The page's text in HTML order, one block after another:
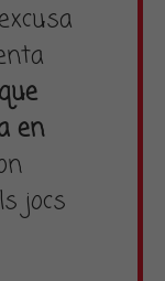
en
jocs